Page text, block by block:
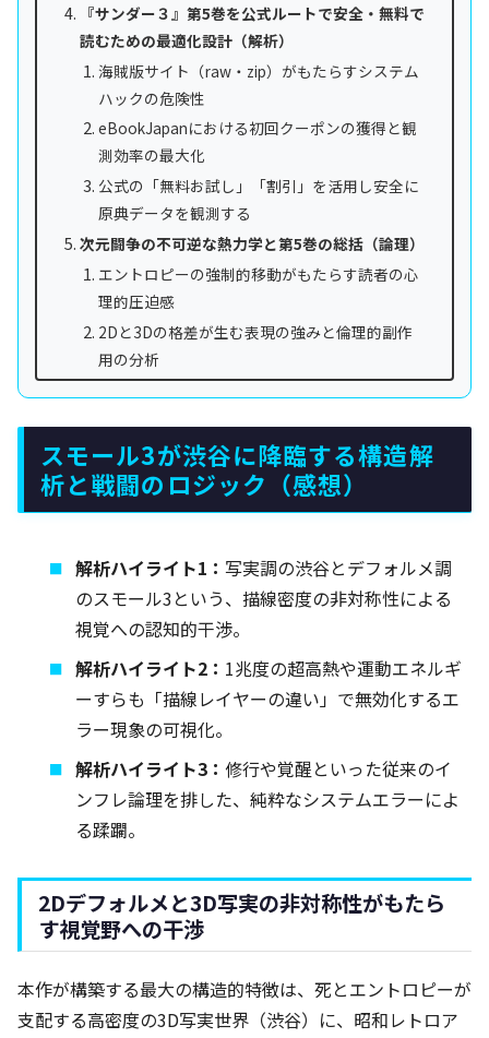
『サンダー３』第5巻を公式ルートで安全・無料で
読むための最適化設計（解析）
海賊版サイト（raw・zip）がもたらすシステム
ハックの危険性
eBookJapanにおける初回クーポンの獲得と観
測効率の最大化
公式の「無料お試し」「割引」を活用し安全に
原典データを観測する
次元闘争の不可逆な熱力学と第5巻の総括（論理）
エントロピーの強制的移動がもたらす読者の心
理的圧迫感
2Dと3Dの格差が生む表現の強みと倫理的副作
用の分析
スモール3が渋谷に降臨する構造解
析と戦闘のロジック（感想）
解析ハイライト1：写実調の渋谷とデフォルメ調
のスモール3という、描線密度の非対称性による
視覚への認知的干渉。
解析ハイライト2： 1兆度の超高熱や運動エネルギ
ーすらも「描線レイヤーの違い」で無効化するエ
ラー現象の可視化。
解析ハイライト3：修行や覚醒といった従来のイ
ンフレ論理を排した、純粋なシステムエラーによ
る蹂躙。
2Dデフォルメと3D写実の非対称性がもたら
す視覚野への干渉
本作が構築する最大の構造的特徴は、死とエントロピーが
支配する高密度の3D写実世界（渋谷）に、昭和レトロア